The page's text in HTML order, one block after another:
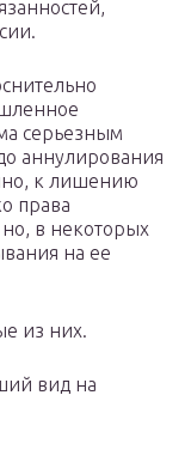
серьезным
аннулирования
к лишению
права
в некоторых
на ее
из них.
вид на